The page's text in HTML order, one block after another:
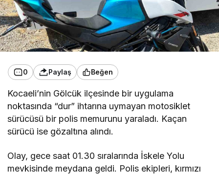
0 Paylaş Beğen
Kocaeli’nin Gölcük ilçesinde bir uygulama
noktasında “dur” ihtarına uymayan motosiklet
sürücüsü bir polis memurunu yaraladı. Kaçan
sürücü ise gözaltına alındı.
Olay, gece saat 01.30 sıralarında İskele Yolu
mevkisinde meydana geldi. Polis ekipleri, kırmızı